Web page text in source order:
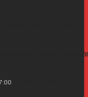
https://